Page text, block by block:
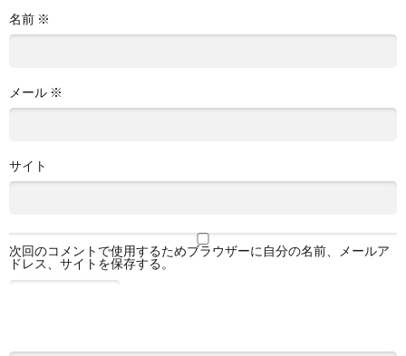
名前 ※
メール ※
サイト
次回のコメントで使用するためブラウザーに自分の名前、メールア
ドレス、サイトを保存する。